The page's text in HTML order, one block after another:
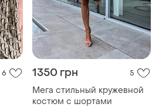
6 5
Мега стильный кружевной
костюм с шортами
TOP